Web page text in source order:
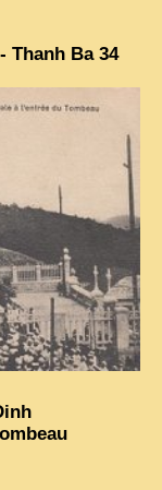
Thanh Ba 34